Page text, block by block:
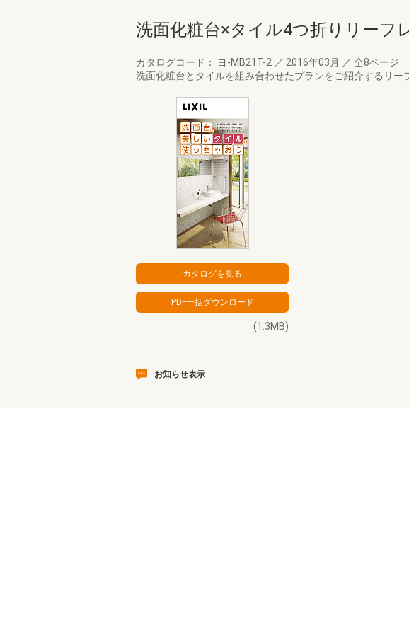
洗面化粧台×タイル4つ折りリーフ
カタログコード： ヨ-MB21T-2 ／ 2016年03月 ／ 全8ページ
洗面化粧台とタイルを組み合わせたプランをご紹介するリー
(1.3MB)
お知らせ表示